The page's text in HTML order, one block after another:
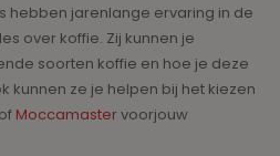
hebben jarenlange ervaring in de
over koffie. Zij kunnen je
soorten koffie en hoe je deze
kunnen ze je helpen bij het kiezen
of Moccamastervoorjouw